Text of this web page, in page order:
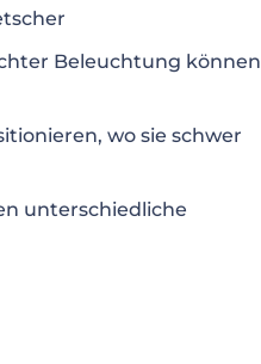
Beleuchtung können
wo sie schwer
unterschiedliche